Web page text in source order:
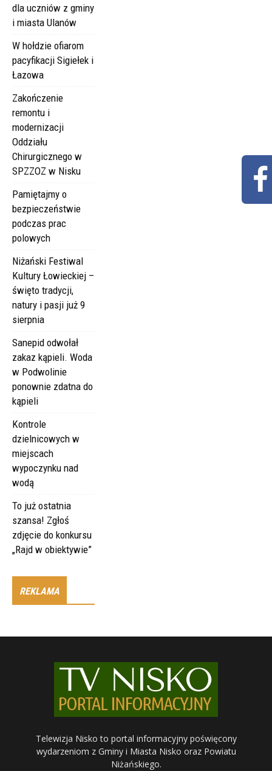
dla uczniów z gminy
i miasta Ulanów
W hołdzie ofiarom
pacyfikacji Sigiełek i
Łazowa
Zakończenie
remontu i
modernizacji
Oddziału
Chirurgicznego w
SPZZOZ w Nisku
Pamiętajmy o
bezpieczeństwie
podczas prac
polowych
Niżański Festiwal
Kultury Łowieckiej –
święto tradycji,
natury i pasji już 9
sierpnia
Sanepid odwołał
zakaz kąpieli. Woda
w Podwolinie
ponownie zdatna do
kąpieli
Kontrole
dzielnicowych w
miejscach
wypoczynku nad
wodą
To już ostatnia
szansa! Zgłoś
zdjęcie do konkursu
„Rajd w obiektywie”
REKLAMA
Telewizja Nisko to portal informacyjny poświęcony
wydarzeniom z Gminy i Miasta Nisko oraz Powiatu
Niżańskiego.